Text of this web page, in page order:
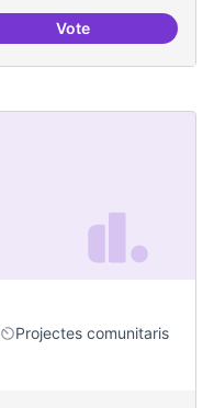
VoteDates clau al Casal
Projectes comunitaris